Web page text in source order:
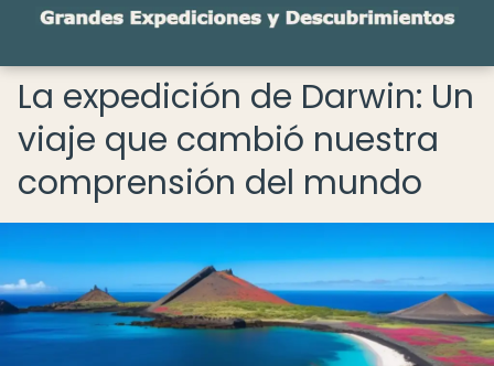
La expedición de Darwin: Un
viaje que cambió nuestra
comprensión del mundo